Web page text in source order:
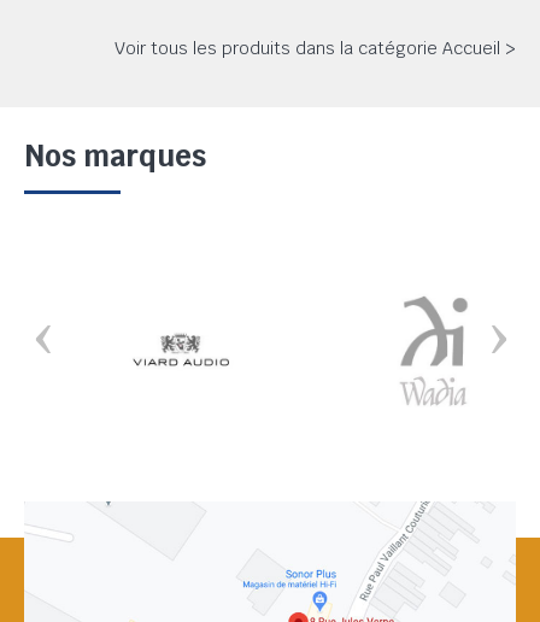
Voir tous les produits dans la catégorie Accueil >
Nos marques